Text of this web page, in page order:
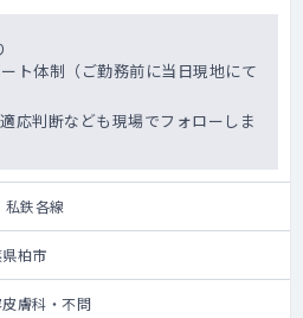
ト体制（ご勤務前に当日現地にて
応判断なども現場でフォローしま
私鉄各線
柏市
膚科・不問